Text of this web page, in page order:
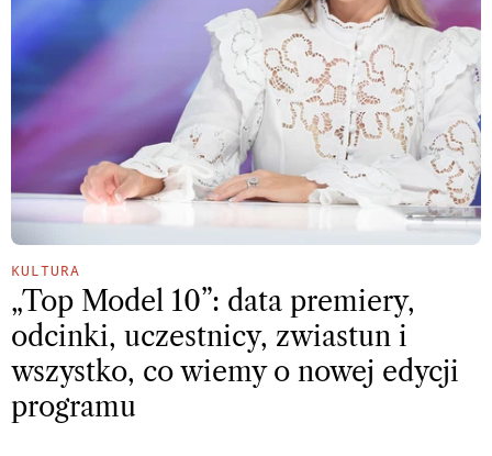
KULTURA
„Top Model 10”: data premiery,
odcinki, uczestnicy, zwiastun i
wszystko, co wiemy o nowej edycji
programu